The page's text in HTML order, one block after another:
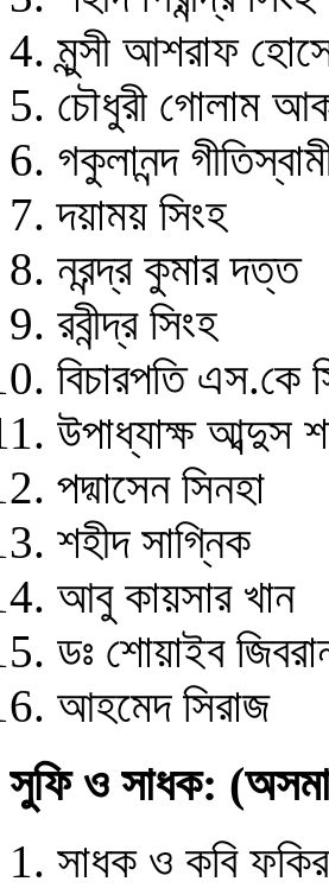
মুন্সী আশরাফ
চৌধুরী গোলাম
গকুলানন্দ
দয়াময় সিংহ
নরন্দ্র কুমার দত্ত
রবীন্দ্র সিংহ
বিচারপতি এস.কে
উপাধ্যাক্ষ আব্দুস
পদ্মাসেন সিনহা
শহীদ সাগ্নিক
আবু কায়সার খান
ডঃ শোয়াইব
আহমেদ সিরাজ
সুফি ও সাধক:
সাধক ও কবি